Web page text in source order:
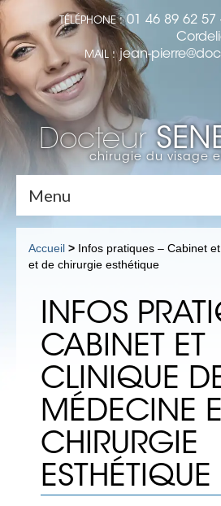
TÉLÉPHONE :01 46 89 62 57
MAIL : jean-
Docteur
chirugie du visage
Menu
Dr Senechaut
Médecine Esthétique
LES RIDES : LA TOXINE
(BOTOX)
LES RIDES : INJECTION
HYALURONIQUE
LES TACHES ET LE
LE TRAITEMENT DE LA
Accueil > Infos pratiques – Cabinet
et de chirurgie esthétique
INFOS
CABINET ET
CLINIQUE
MÉDECINE
CHIRURGIE
ESTHÉTIQUE